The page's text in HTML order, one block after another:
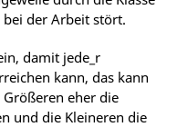
der Arbeit stört.
damit jede_r
kann, das kann
eher die
und die Kleineren die